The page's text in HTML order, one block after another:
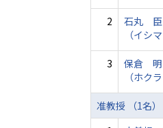
2
石丸
（イシ
3
保倉
（ホク
准教授 （1名）